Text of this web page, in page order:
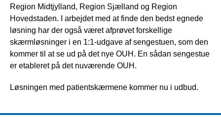
Region Midtjylland, Region Sjælland og Region
Hovedstaden. I arbejdet med at finde den bedst egnede
løsning har der også været afprøvet forskellige
skærmløsninger i en 1:1-udgave af sengestuen, som den
kommer til at se ud på det nye OUH. En sådan sengestue
er etableret på det nuværende OUH.
Løsningen med patientskærmene kommer nu i udbud.